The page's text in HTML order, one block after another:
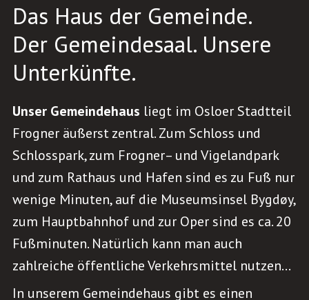
Das Haus der Gemeinde.
Der Gemeindesaal. Unsere
Unterkünfte.
Unser Gemeindehaus liegt im Osloer Stadtteil
Frogner äußerst zentral. Zum Schloss und
Schlosspark, zum Frogner– und Vigelandpark
und zum Rathaus und Hafen sind es zu Fuß nur
wenige Minuten, auf die Museumsinsel Bygdøy,
zum Hauptbahnhof und zur Oper sind es ca. 20
Fußminuten. Natürlich kann man auch
zahlreiche öffentliche Verkehrsmittel nutzen…
In unserem Gemeindehaus gibt es einen